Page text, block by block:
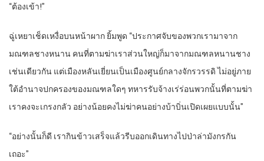
“ต้องเข้า!”
ฉู่เหยาเช็ดเหงื่อบนหน้าผาก ยิ้มพูด “ประกาศจับของพวกเรามาจาก
มณฑลชางหนาน คนที่ตามฆ่าเราส่วนใหญ่ก็มาจากมณฑลหนานชาง
เช่นเดียวกัน แต่เมืองหลันเยี่ยนเป็นเมืองศูนย์กลางจักรวรรดิ ไม่อยู่ภาย
ใต้อำนาจปกครองของมณฑลใดๆ ทหารรับจ้างเร่ร่อนพวกนั้นที่ตามฆ่า
เราคงจะเกรงกลัว อย่างน้อยคงไม่ฆ่าคนอย่างบ้าบิ่นเปิดเผยแบบนั้น”
“อย่างนั้นก็ดี เรากินข้าวเสร็จแล้วรีบออกเดินทางไปป่าล่ามังกรกัน
เถอะ”